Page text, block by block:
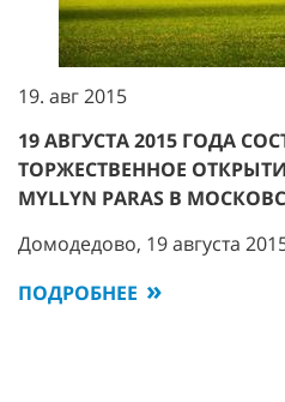
19. авг 2015
19 АВГУСТА 2015 ГОДА
ТОРЖЕСТВЕННОЕ
MYLLYN PARAS В
Домодедово, 19 августа
ПОДРОБНЕЕ